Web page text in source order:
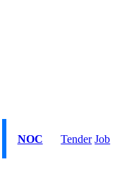
NOC Tender Job